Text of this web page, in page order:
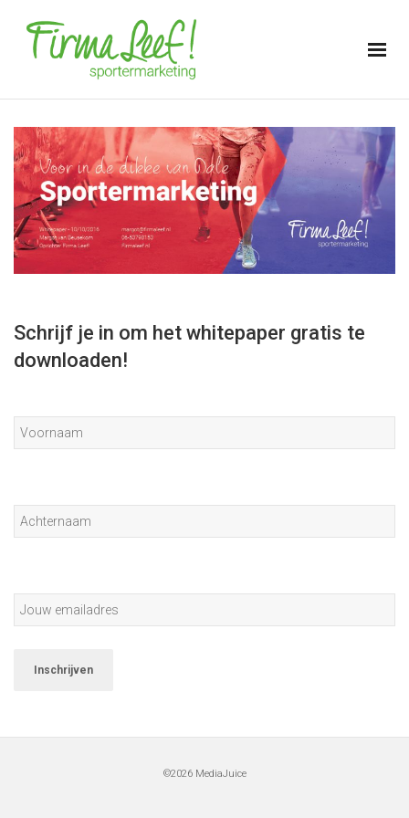
Schrijf je in om het whitepaper gratis te
downloaden!
©2026 MediaJuice